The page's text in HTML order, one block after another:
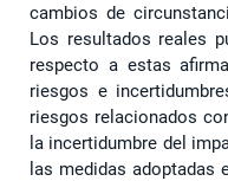
cambios de
Los resultados reales
respecto a estas
riesgos e
riesgos relacionados
la incertidumbre del
las medidas adoptadas